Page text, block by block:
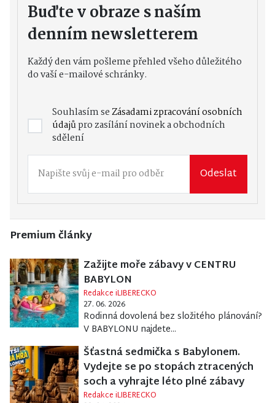
Buďte v obraze s naším
denním newsletterem
Každý den vám pošleme přehled všeho důležitého
do vaší e-mailové schránky.
Souhlasím seZásadami zpracování osobních
údajůpro zasílání novinek a obchodních
sdělení
Odeslat
Premium články
Zažijte moře zábavy v CENTRU
BABYLON
Redakce iLIBERECKO
27. 06. 2026
Rodinná dovolená bez složitého plánování?
V BABYLONU najdete...
Šťastná sedmička s Babylonem.
Vydejte se po stopách ztracených
soch a vyhrajte léto plné zábavy
Redakce iLIBERECKO